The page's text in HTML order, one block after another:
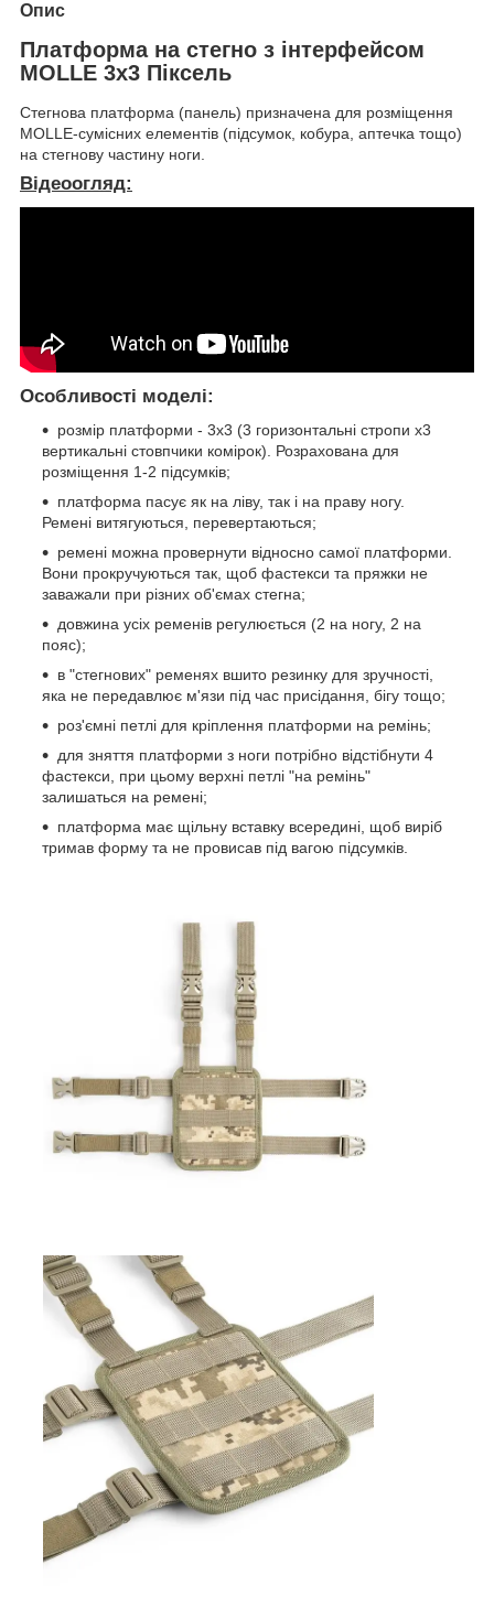
Опис
Платформа на стегно з інтерфейсом
MOLLE 3х3 Піксель
Стегнова платформа (панель) призначена для розміщення
MOLLE-сумісних елементів (підсумок, кобура, аптечка тощо)
на стегнову частину ноги.
Відеоогляд:
Особливості моделі:
розмір платформи - 3х3 (3 горизонтальні стропи х3
вертикальні стовпчики комірок). Розрахована для
розміщення 1-2 підсумків;
платформа пасує як на ліву, так і на праву ногу.
Ремені витягуються, перевертаються;
ремені можна провернути відносно самої платформи.
Вони прокручуються так, щоб фастекси та пряжки не
заважали при різних об'ємах стегна;
довжина усіх ременів регулюється (2 на ногу, 2 на
пояс);
в "стегнових" ременях вшито резинку для зручності,
яка не передавлює м'язи під час присідання, бігу тощо;
роз'ємні петлі для кріплення платформи на ремінь;
для зняття платформи з ноги потрібно відстібнути 4
фастекси, при цьому верхні петлі "на ремінь"
залишаться на ремені;
платформа має щільну вставку всередині, щоб виріб
тримав форму та не провисав під вагою підсумків.